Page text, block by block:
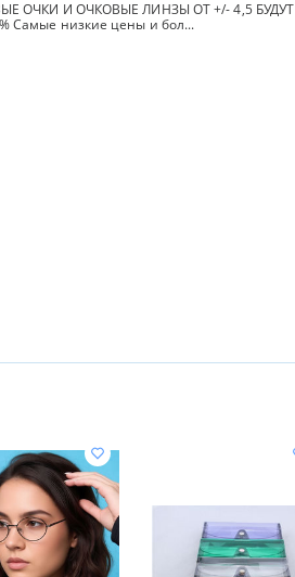
вправилах сайта
ОЧКИ И ОЧКОВЫЕ ЛИНЗЫ ОТ +/- 4,5 БУДУТ
Самые низкие цены и бол...